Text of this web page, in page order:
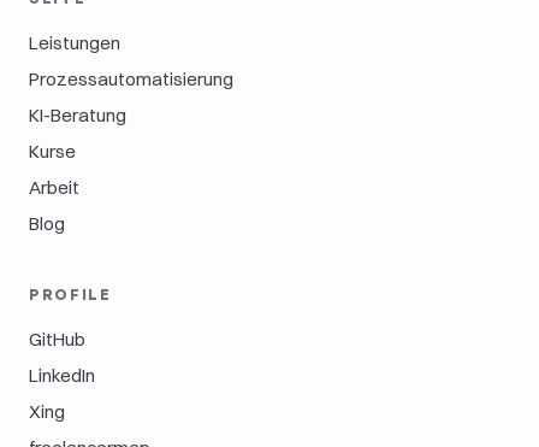
Leistungen
Prozessautomatisierung
KI-Beratung
Kurse
Arbeit
Blog
PROFILE
GitHub
LinkedIn
Xing